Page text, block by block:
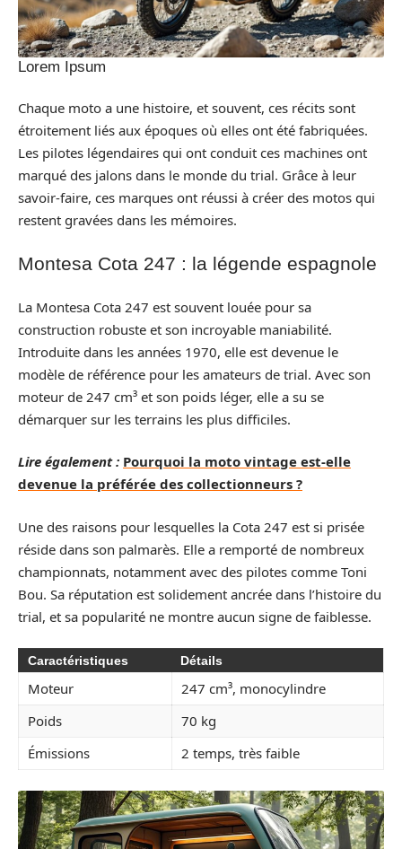
Lorem Ipsum
Chaque moto a une histoire, et souvent, ces récits sont
étroitement liés aux époques où elles ont été fabriquées.
Les pilotes légendaires qui ont conduit ces machines ont
marqué des jalons dans le monde du trial. Grâce à leur
savoir-faire, ces marques ont réussi à créer des motos qui
restent gravées dans les mémoires.
Montesa Cota 247 : la légende espagnole
La Montesa Cota 247 est souvent louée pour sa
construction robuste et son incroyable maniabilité.
Introduite dans les années 1970, elle est devenue le
modèle de référence pour les amateurs de trial. Avec son
moteur de 247 cm³ et son poids léger, elle a su se
démarquer sur les terrains les plus difficiles.
Lire également : Pourquoi la moto vintage est-elle
devenue la préférée des collectionneurs ?
Une des raisons pour lesquelles la Cota 247 est si prisée
réside dans son palmarès. Elle a remporté de nombreux
championnats, notamment avec des pilotes comme Toni
Bou. Sa réputation est solidement ancrée dans l’histoire du
trial, et sa popularité ne montre aucun signe de faiblesse.
Caractéristiques Détails
Moteur
247 cm³, monocylindre
Poids
70 kg
Émissions
2 temps, très faible